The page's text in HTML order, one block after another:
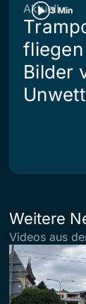
3 Min
Aktuell
Bilder
Weitere
Videos aus